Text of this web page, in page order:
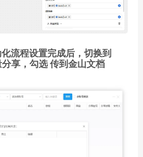
流程设置完成后，切换到
分享，勾选 传到金山文档